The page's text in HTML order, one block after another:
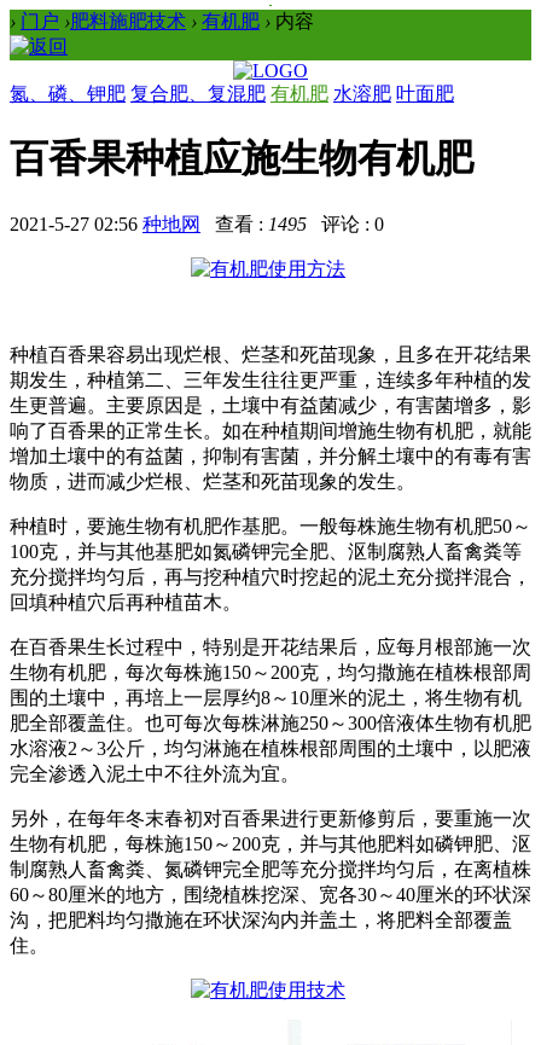
› 门户 ›肥料施肥技术 › 有机肥 › 内容
氮、磷、钾肥 复合肥、复混肥 有机肥 水溶肥 叶面肥
百香果种植应施生物有机肥
2021-5-27 02:56 种地网 查看 : 1495 评论 : 0
种植百香果容易出现烂根、烂茎和死苗现象，且多在开花结果
期发生，种植第二、三年发生往往更严重，连续多年种植的发
生更普遍。主要原因是，土壤中有益菌减少，有害菌增多，影
响了百香果的正常生长。如在种植期间增施生物有机肥，就能
增加土壤中的有益菌，抑制有害菌，并分解土壤中的有毒有害
物质，进而减少烂根、烂茎和死苗现象的发生。
种植时，要施生物有机肥作基肥。一般每株施生物有机肥50～
100克，并与其他基肥如氮磷钾完全肥、沤制腐熟人畜禽粪等
充分搅拌均匀后，再与挖种植穴时挖起的泥土充分搅拌混合，
回填种植穴后再种植苗木。
在百香果生长过程中，特别是开花结果后，应每月根部施一次
生物有机肥，每次每株施150～200克，均匀撒施在植株根部周
围的土壤中，再培上一层厚约8～10厘米的泥土，将生物有机
肥全部覆盖住。也可每次每株淋施250～300倍液体生物有机肥
水溶液2～3公斤，均匀淋施在植株根部周围的土壤中，以肥液
完全渗透入泥土中不往外流为宜。
另外，在每年冬末春初对百香果进行更新修剪后，要重施一次
生物有机肥，每株施150～200克，并与其他肥料如磷钾肥、沤
制腐熟人畜禽粪、氮磷钾完全肥等充分搅拌均匀后，在离植株
60～80厘米的地方，围绕植株挖深、宽各30～40厘米的环状深
沟，把肥料均匀撒施在环状深沟内并盖土，将肥料全部覆盖
住。